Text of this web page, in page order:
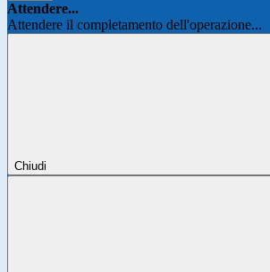
Attendere...
Attendere il completamento dell'operazione...
Chiudi